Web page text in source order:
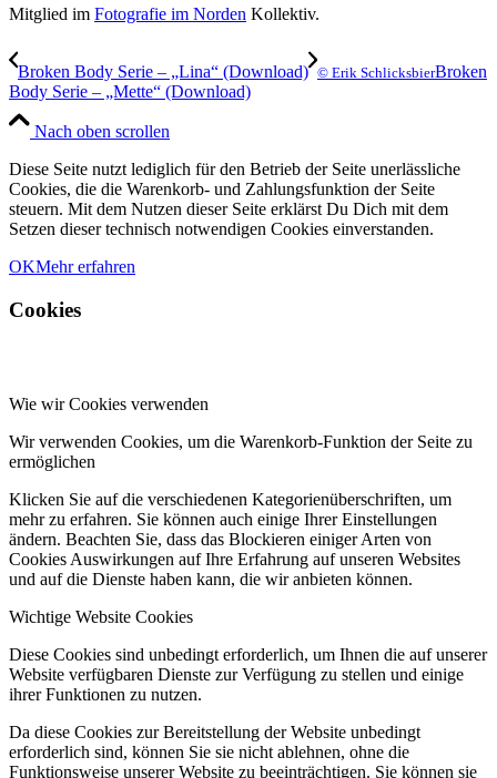
Mitglied im Fotografie im Norden Kollektiv.
Broken Body Serie – „Lina“ (Download) © Erik SchlicksbierBroken
Body Serie – „Mette“ (Download)
Nach oben scrollen
Diese Seite nutzt lediglich für den Betrieb der Seite unerlässliche
Cookies, die die Warenkorb- und Zahlungsfunktion der Seite
steuern. Mit dem Nutzen dieser Seite erklärst Du Dich mit dem
Setzen dieser technisch notwendigen Cookies einverstanden.
OKMehr erfahren
Cookies
Wie wir Cookies verwenden
Wir verwenden Cookies, um die Warenkorb-Funktion der Seite zu
ermöglichen
Klicken Sie auf die verschiedenen Kategorienüberschriften, um
mehr zu erfahren. Sie können auch einige Ihrer Einstellungen
ändern. Beachten Sie, dass das Blockieren einiger Arten von
Cookies Auswirkungen auf Ihre Erfahrung auf unseren Websites
und auf die Dienste haben kann, die wir anbieten können.
Wichtige Website Cookies
Diese Cookies sind unbedingt erforderlich, um Ihnen die auf unserer
Website verfügbaren Dienste zur Verfügung zu stellen und einige
ihrer Funktionen zu nutzen.
Da diese Cookies zur Bereitstellung der Website unbedingt
erforderlich sind, können Sie sie nicht ablehnen, ohne die
Funktionsweise unserer Website zu beeinträchtigen. Sie können sie